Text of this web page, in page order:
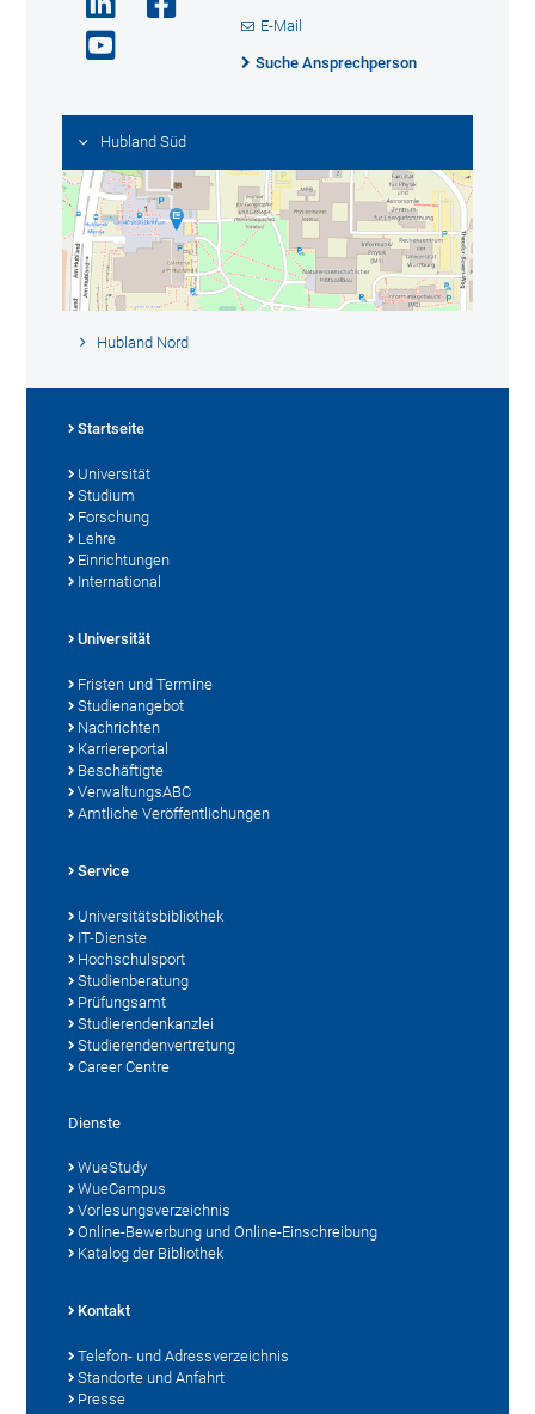
E-Mail
Suche Ansprechperson
Hubland Süd
Hubland Nord
Startseite
Universität
Studium
Forschung
Lehre
Einrichtungen
International
Universität
Fristen und Termine
Studienangebot
Nachrichten
Karriereportal
Beschäftigte
VerwaltungsABC
Amtliche Veröffentlichungen
Service
Universitätsbibliothek
IT-Dienste
Hochschulsport
Studienberatung
Prüfungsamt
Studierendenkanzlei
Studierendenvertretung
Career Centre
Dienste
WueStudy
WueCampus
Vorlesungsverzeichnis
Online-Bewerbung und Online-Einschreibung
Katalog der Bibliothek
Kontakt
Telefon- und Adressverzeichnis
Standorte und Anfahrt
Presse